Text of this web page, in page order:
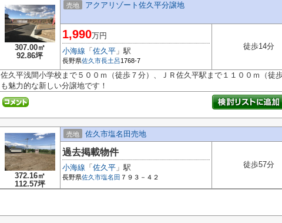
307.00㎡
92.86坪
売地 アクアリゾート佐久平分譲地
1,990万円
小海線 「 佐久平 」駅
長野県佐久市長土呂1768-7
徒歩14分
佐久平浅間小学校まで５００ｍ（徒歩７分）、ＪＲ佐久平駅まで１１００ｍ（徒
も魅力的な新しい分譲地です！
372.16㎡
112.57坪
売地 佐久市塩名田売地
過去掲載物件
小海線 「 佐久平 」駅
長野県佐久市塩名田 ７９３－４２
徒歩57分